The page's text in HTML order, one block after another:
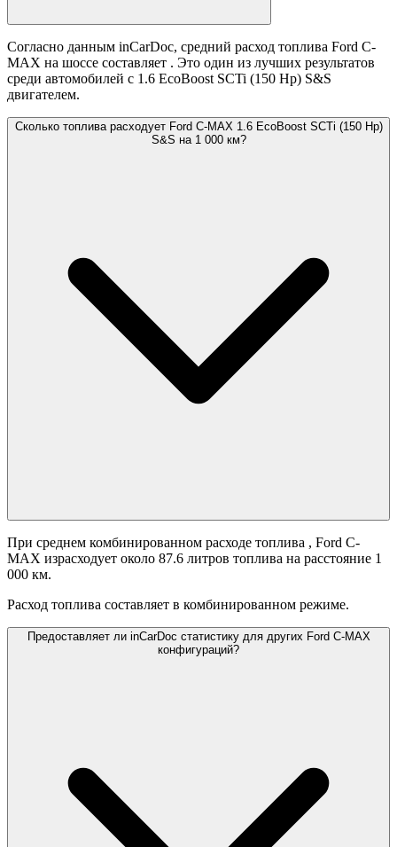
Согласно данным inCarDoc, средний расход топлива Ford C-
MAX на шоссе составляет . Это один из лучших результатов
среди автомобилей с 1.6 EcoBoost SCTi (150 Hp) S&S
двигателем.
Сколько топлива расходует Ford C-MAX 1.6 EcoBoost SCTi (150 Hp)
S&S на 1 000 км?
При среднем комбинированном расходе топлива , Ford C-
MAX израсходует около 87.6 литров топлива на расстояние 1
000 км.
Расход топлива составляет в комбинированном режиме.
Предоставляет ли inCarDoc статистику для других Ford C-MAX
конфигураций?